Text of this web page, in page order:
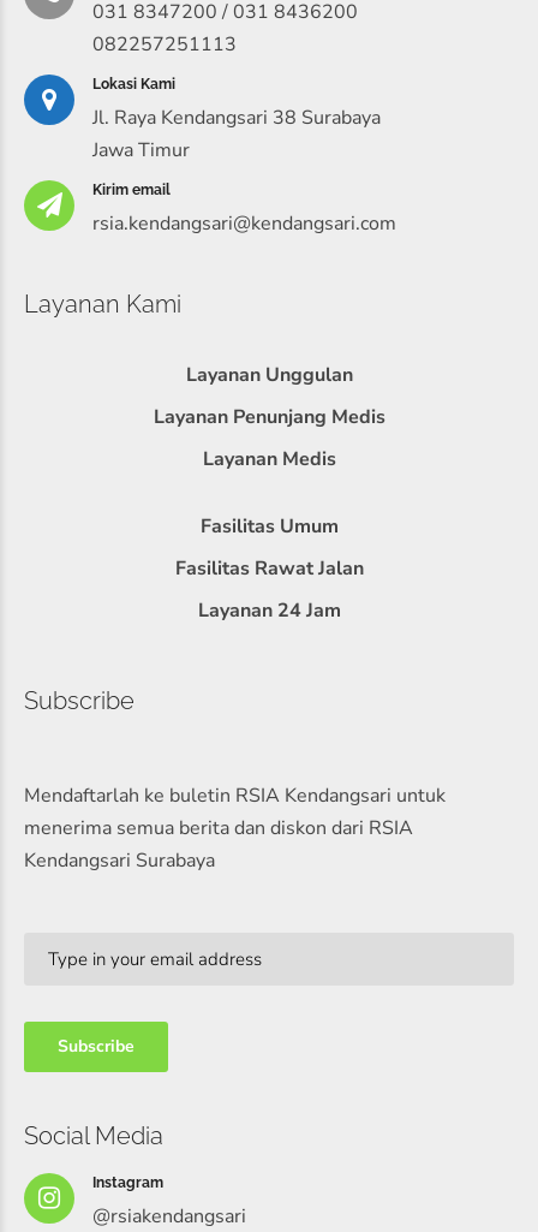
031 8347200 / 031 8436200
082257251113
Lokasi Kami
Jl. Raya Kendangsari 38 Surabaya
Jawa Timur
Kirim email
rsia.kendangsari@kendangsari.com
Layanan Kami
Layanan Unggulan
Layanan Penunjang Medis
Layanan Medis
Fasilitas Umum
Fasilitas Rawat Jalan
Layanan 24 Jam
Subscribe
Mendaftarlah ke buletin RSIA Kendangsari untuk
menerima semua berita dan diskon dari RSIA
Kendangsari Surabaya
Social Media
Instagram
@rsiakendangsari